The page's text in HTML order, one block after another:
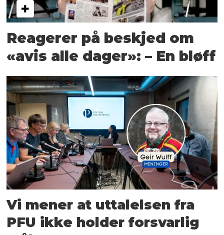
Reagerer på beskjed om
«avis alle dager»: – En bløff
Vi mener at uttalelsen fra
PFU ikke holder forsvarlig